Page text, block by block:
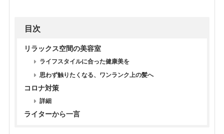
目次
リラックス空間の美容室
ライフスタイルに合った健康美を
思わず触りたくなる、ワンランク上の髪へ
コロナ対策
詳細
ライターから一言